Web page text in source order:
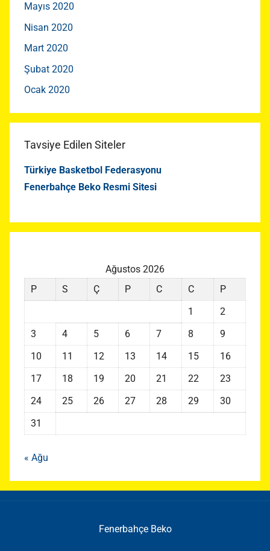
Mayıs 2020
Nisan 2020
Mart 2020
Şubat 2020
Ocak 2020
Tavsiye Edilen Siteler
Türkiye Basketbol Federasyonu
Fenerbahçe Beko Resmi Sitesi
Ağustos 2026
P
S Ç P C C
P
1
2
3
4 5 6 7 8
9
10
11 12 13 14 15
16
17
18 19 20 21 22
23
24
25 26 27 28 29
30
31
« Ağu
Fenerbahçe Beko